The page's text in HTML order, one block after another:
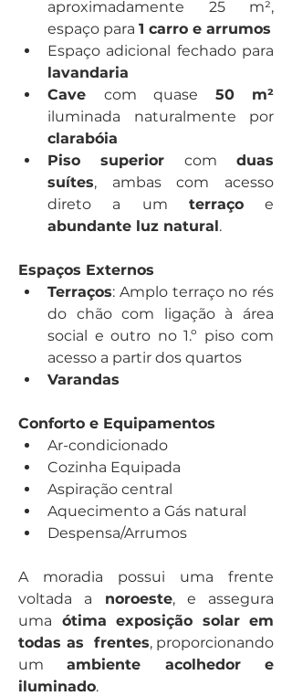
aproximadamente 25 m²,
espaço para 1 carro e arrumos
lavandaria
Cave com quase
clarabóia
Piso superior com duas
suítes, ambas com acesso
direto a um terraço
abundante luz natural.
Espaços Externos
Terraços: Amplo terraço no rés
do chão com ligação à área
social e outro no 1.º piso com
acesso a partir dos quartos
Varandas
Conforto e Equipamentos
Ar-condicionado
Cozinha Equipada
Aspiração central
Aquecimento a Gás natural
Despensa/Arrumos
A moradia possui uma frente
voltada a noroeste, e assegura
uma ótima exposição solar em
todas as  frentes, proporcionando
um ambiente acolhedor e
iluminado.